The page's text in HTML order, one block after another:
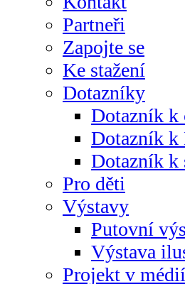
Partneři
Zapojte se
Ke stažení
Dotazníky
Dotazník k
Dotazník
Dotazník k
Pro děti
Výstavy
Putovní
Výstava
Projekt v